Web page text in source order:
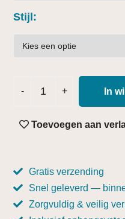
Stijl
In
Toevoegen aan
Gratis verzending
Snel geleverd —
Zorgvuldig & veilig